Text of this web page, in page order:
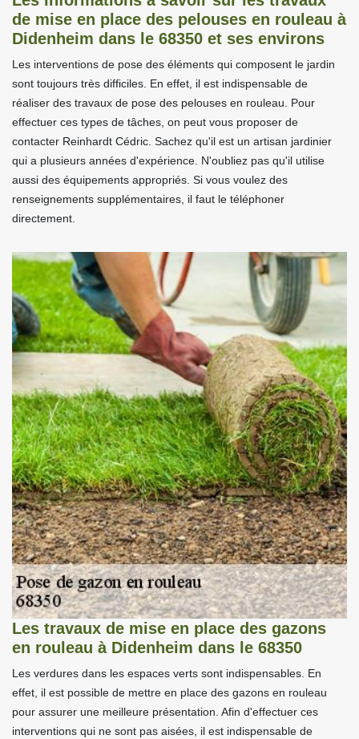
de mise en place des pelouses en rouleau à
Didenheim dans le 68350 et ses environs
Les interventions de pose des éléments qui composent le jardin
sont toujours très difficiles. En effet, il est indispensable de
réaliser des travaux de pose des pelouses en rouleau. Pour
effectuer ces types de tâches, on peut vous proposer de
contacter Reinhardt Cédric. Sachez qu'il est un artisan jardinier
qui a plusieurs années d'expérience. N'oubliez pas qu'il utilise
aussi des équipements appropriés. Si vous voulez des
renseignements supplémentaires, il faut le téléphoner
directement.
Les travaux de mise en place des gazons
en rouleau à Didenheim dans le 68350
Les verdures dans les espaces verts sont indispensables. En
effet, il est possible de mettre en place des gazons en rouleau
pour assurer une meilleure présentation. Afin d'effectuer ces
interventions qui ne sont pas aisées, il est indispensable de